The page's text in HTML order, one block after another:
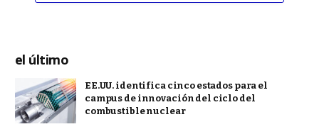
el último
EE.UU. identifica cinco estados para el
campus de innovación del ciclo del
combustible nuclear